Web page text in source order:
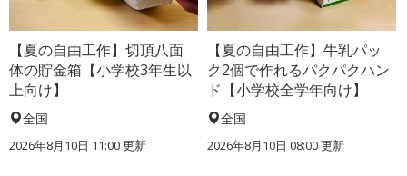
【夏の自由工作】切頂八面
体の貯金箱【小学校3年生以
上向け】
全国
2026年8月10日 11:00更新
【夏の自由工作】牛乳パッ
ク2個で作れるパクパクハン
ド【小学校全学年向け】
全国
2026年8月10日 08:00更新